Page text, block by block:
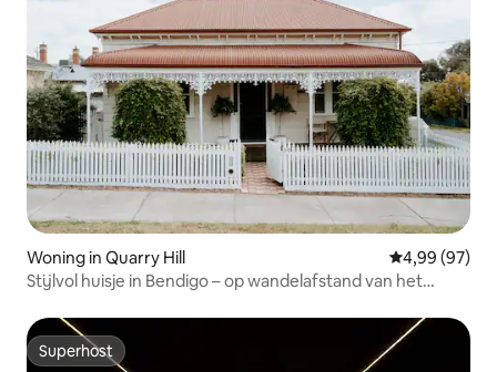
Woning in Quarry Hill Gemiddelde
4,99 (97)
Stijlvol huisje in Bendigo – op wandelafstand van het
Superhost
Superhost